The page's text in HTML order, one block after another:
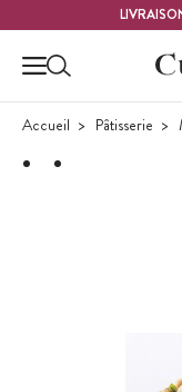
Accueil Pâtisserie